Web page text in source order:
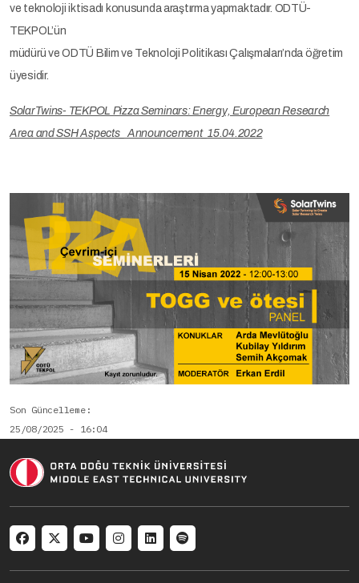
ve teknoloji iktisadı konusunda araştırma yapmaktadır. ODTÜ-
TEKPOL’ün
müdürü ve ODTÜ Bilim ve Teknoloji Politikası Çalışmaları’nda öğretim
üyesidir.
SolarTwins- TEKPOL Pizza Seminars: Energy, European Research
Area and SSH Aspects_ Announcement_15.04.2022
Son Güncelleme
25/08/2025 - 16:04
Social menu